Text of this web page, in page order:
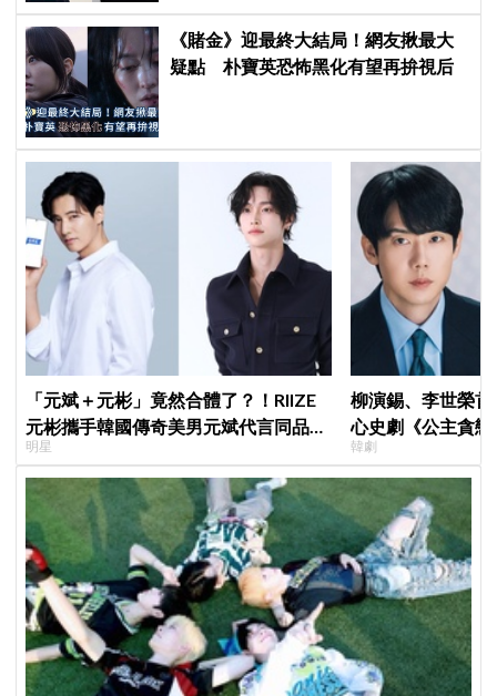
《賭金》迎最終大結局！網友揪最大
疑點 朴寶英恐怖黑化有望再拚視后
「元斌＋元彬」竟然合體了？！RIIZE
元彬攜手韓國傳奇美男元斌代言同品
牌，韓網瘋喊：兩個帥哥來了！
明星
柳演錫、李世榮
心史劇《公主貪
羅密歐與茱麗葉」
韓劇